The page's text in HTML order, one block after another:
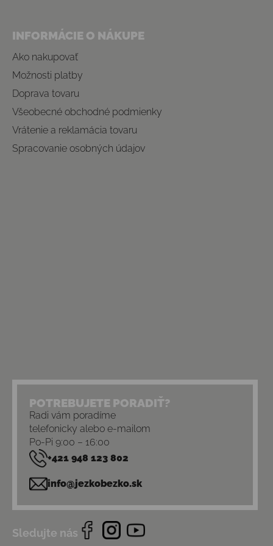
INFORMÁCIE O NÁKUPE
Ako nakupovať
Možnosti platby
Doprava tovaru
Všeobecné obchodné podmienky
Vrátenie a reklamácia tovaru
Spracovanie osobných údajov
POTREBUJETE PORADIŤ?
Radi vám poradíme
telefonicky alebo e-mailom
Po-Pi 9:00 – 16:00
+421 948 123 802
info@jezkobezko.sk
Sledujte nás